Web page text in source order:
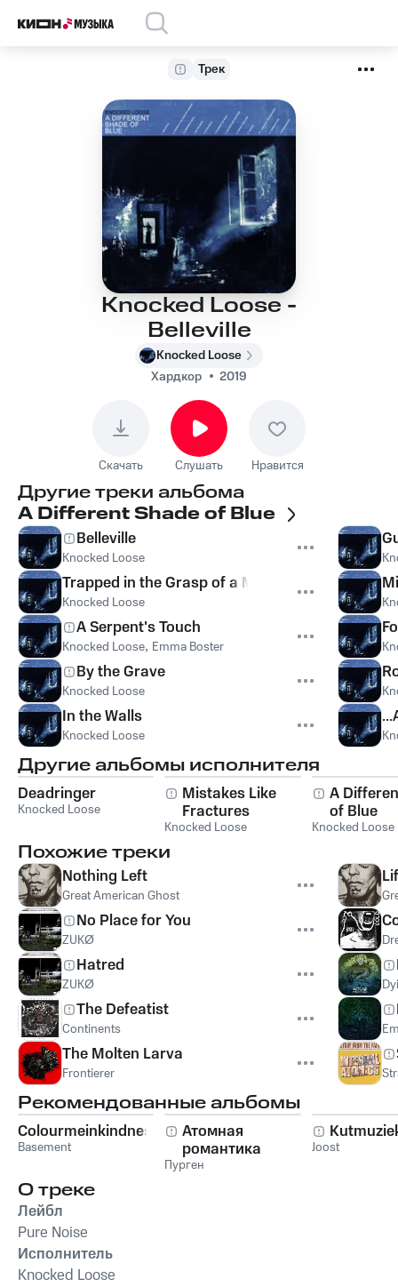
Трек
Knocked Loose -
Belleville
Knocked Loose
Хардкор
2019
Скачать Слушать Нравится
Другие треки альбома
A Different Shade of Blue
Belleville
Knocked Loose
Trapped in the Grasp of a Memory
Knocked Loose
A Serpent's Touch
Knocked Loose, Emma Boster
By the Grave
Knocked Loose
In the Walls
Knocked Loose
Другие альбомы исполнителя
Deadringer
Knocked Loose
Mistakes Like
Fractures
Knocked Loose
A
of Blue
Knocked Loose
Похожие треки
Nothing Left
Great American Ghost
No Place for You
ZUKØ
Hatred
ZUKØ
The Defeatist
Continents
The Molten Larva
Frontierer
Рекомендованные альбомы
Colourmeinkindness
Basement
Атомная
романтика
Пурген
Joost
О треке
Лейбл
Pure Noise
Исполнитель
Knocked Loose